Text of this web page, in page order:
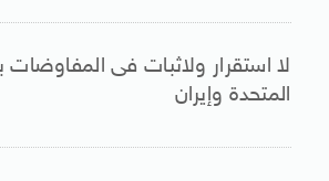
لا استقرار ولاثبات فى المفاوضات
المتحدة وإيران